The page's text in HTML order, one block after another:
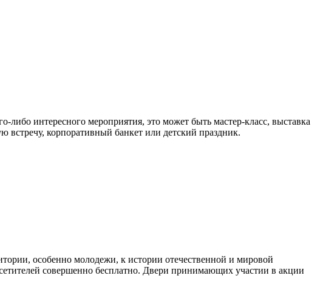
либо интересного мероприятия, это может быть мастер-класс, выставка
корпоративный банкет или детский праздник.
особенно молодежи, к истории отечественной и мировой
совершенно бесплатно. Двери принимающих участии в акции